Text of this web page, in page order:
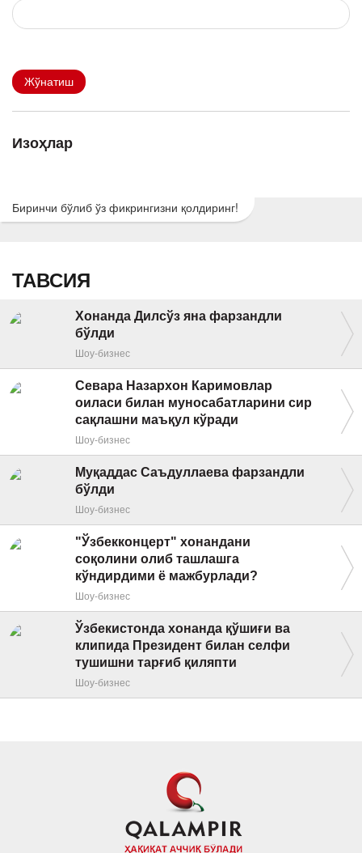
Жўнатиш
Изоҳлар
Биринчи бўлиб ўз фикрингизни қолдиринг!
ТАВСИЯ
Хонанда Дилсўз яна фарзандли
бўлди
Шоу-бизнес
Севара Назархон Каримовлар
оиласи билан муносабатларини сир
сақлашни маъқул кўради
Шоу-бизнес
Муқаддас Саъдуллаева фарзандли
бўлди
Шоу-бизнес
"Ўзбекконцерт" хонандани
соқолини олиб ташлашга
кўндирдими ё мажбурлади?
Шоу-бизнес
Ўзбекистонда хонанда қўшиғи ва
клипида Президент билан селфи
тушишни тарғиб қиляпти
Шоу-бизнес